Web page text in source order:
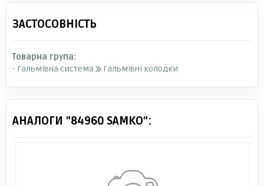
ЗАСТОСОВНІСТЬ
Товарна група:
- Гальмівна система
Гальмівні колодки
АНАЛОГИ "84960 SAMKO":